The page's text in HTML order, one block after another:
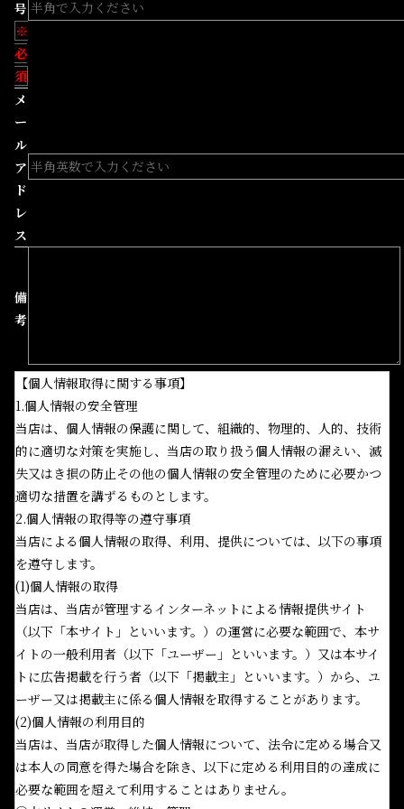
号
※
必
須
メ
ー
ル
ア
ド
レ
ス
備
考
【個人情報取得に関する事項】
1.個人情報の安全管理
当店は、個人情報の保護に関して、組織的、物理的、人的、技術
的に適切な対策を実施し、当店の取り扱う個人情報の漏えい、滅
失又はき損の防止その他の個人情報の安全管理のために必要かつ
適切な措置を講ずるものとします。
2.個人情報の取得等の遵守事項
当店による個人情報の取得、利用、提供については、以下の事項
を遵守します。
(1)個人情報の取得
当店は、当店が管理するインターネットによる情報提供サイト
（以下「本サイト」といいます。）の運営に必要な範囲で、本サ
イトの一般利用者（以下「ユーザー」といいます。）又は本サイ
トに広告掲載を行う者（以下「掲載主」といいます。）から、ユ
ーザー又は掲載主に係る個人情報を取得することがあります。
(2)個人情報の利用目的
当店は、当店が取得した個人情報について、法令に定める場合又
は本人の同意を得た場合を除き、以下に定める利用目的の達成に
必要な範囲を超えて利用することはありません。